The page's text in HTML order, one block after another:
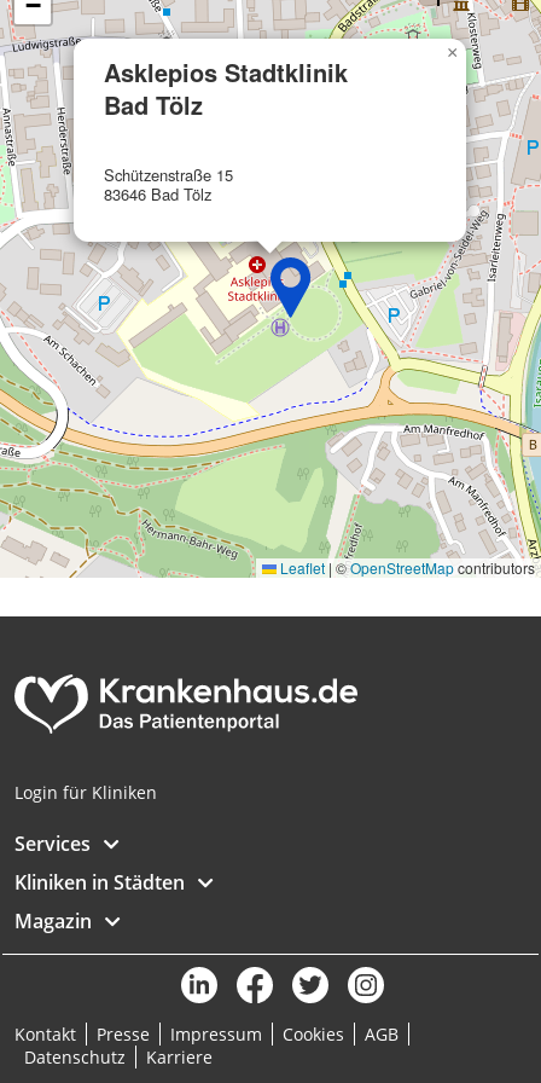
Asklepios Stadtklinik
Bad Tölz
Schützenstraße 15
83646 Bad Tölz
×
Leaflet | ©OpenStreetMapcontributors
Login für Kliniken
Services
Kliniken in Städten
Magazin
Kontakt Presse Impressum Cookies
AGB
Datenschutz
Karriere
Funktional
Werbung